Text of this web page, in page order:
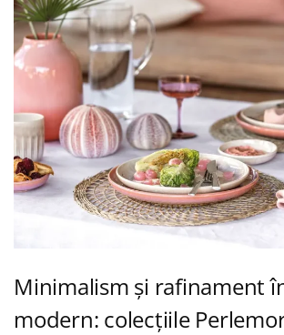
Minimalism și rafinament
modern: colecțiile